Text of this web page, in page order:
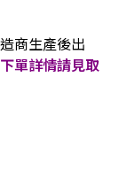
商生產後出
下單詳情請見取